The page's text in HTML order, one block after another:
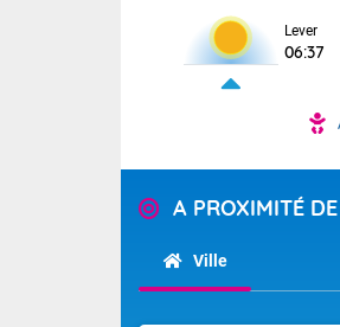
Lever
06:37
A PROXIMITÉ
Ville